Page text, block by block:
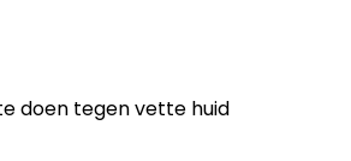
doen tegen vette huid